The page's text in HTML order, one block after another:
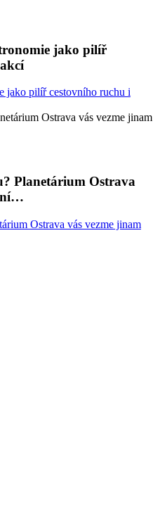
jako pilíř
jako pilíř cestovního ruchu i
Planetárium Ostrava
Ostrava vás vezme jinam